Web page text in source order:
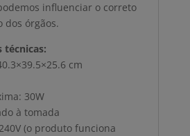
influenciar o correto
dos órgãos.
técnicas:
cm
30W
à tomada
(o produto funciona